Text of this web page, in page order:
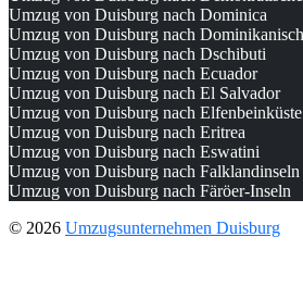
Umzug von Duisburg nach Dominica
Umzug von Duisburg nach
Umzug von Duisburg nach Dschibuti
Umzug von Duisburg nach Ecuador
Umzug von Duisburg nach El Salvador
Umzug von Duisburg nach Elfenbeinküste
Umzug von Duisburg nach Eritrea
Umzug von Duisburg nach Eswatini
Umzug von Duisburg nach Falklandinseln
Umzug von Duisburg nach Färöer-Inseln
© 2026 Umzugsunternehmen Duisburg